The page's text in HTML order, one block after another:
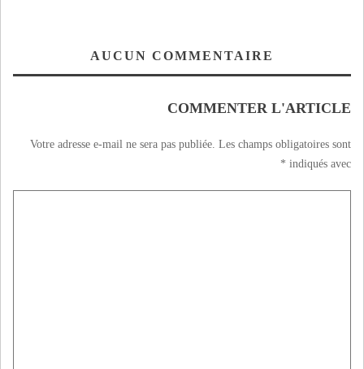
AUCUN COMMENTAIRE
COMMENTER L'ARTICLE
Votre adresse e-mail ne sera pas publiée. Les champs obligatoires sont
indiqués avec
*